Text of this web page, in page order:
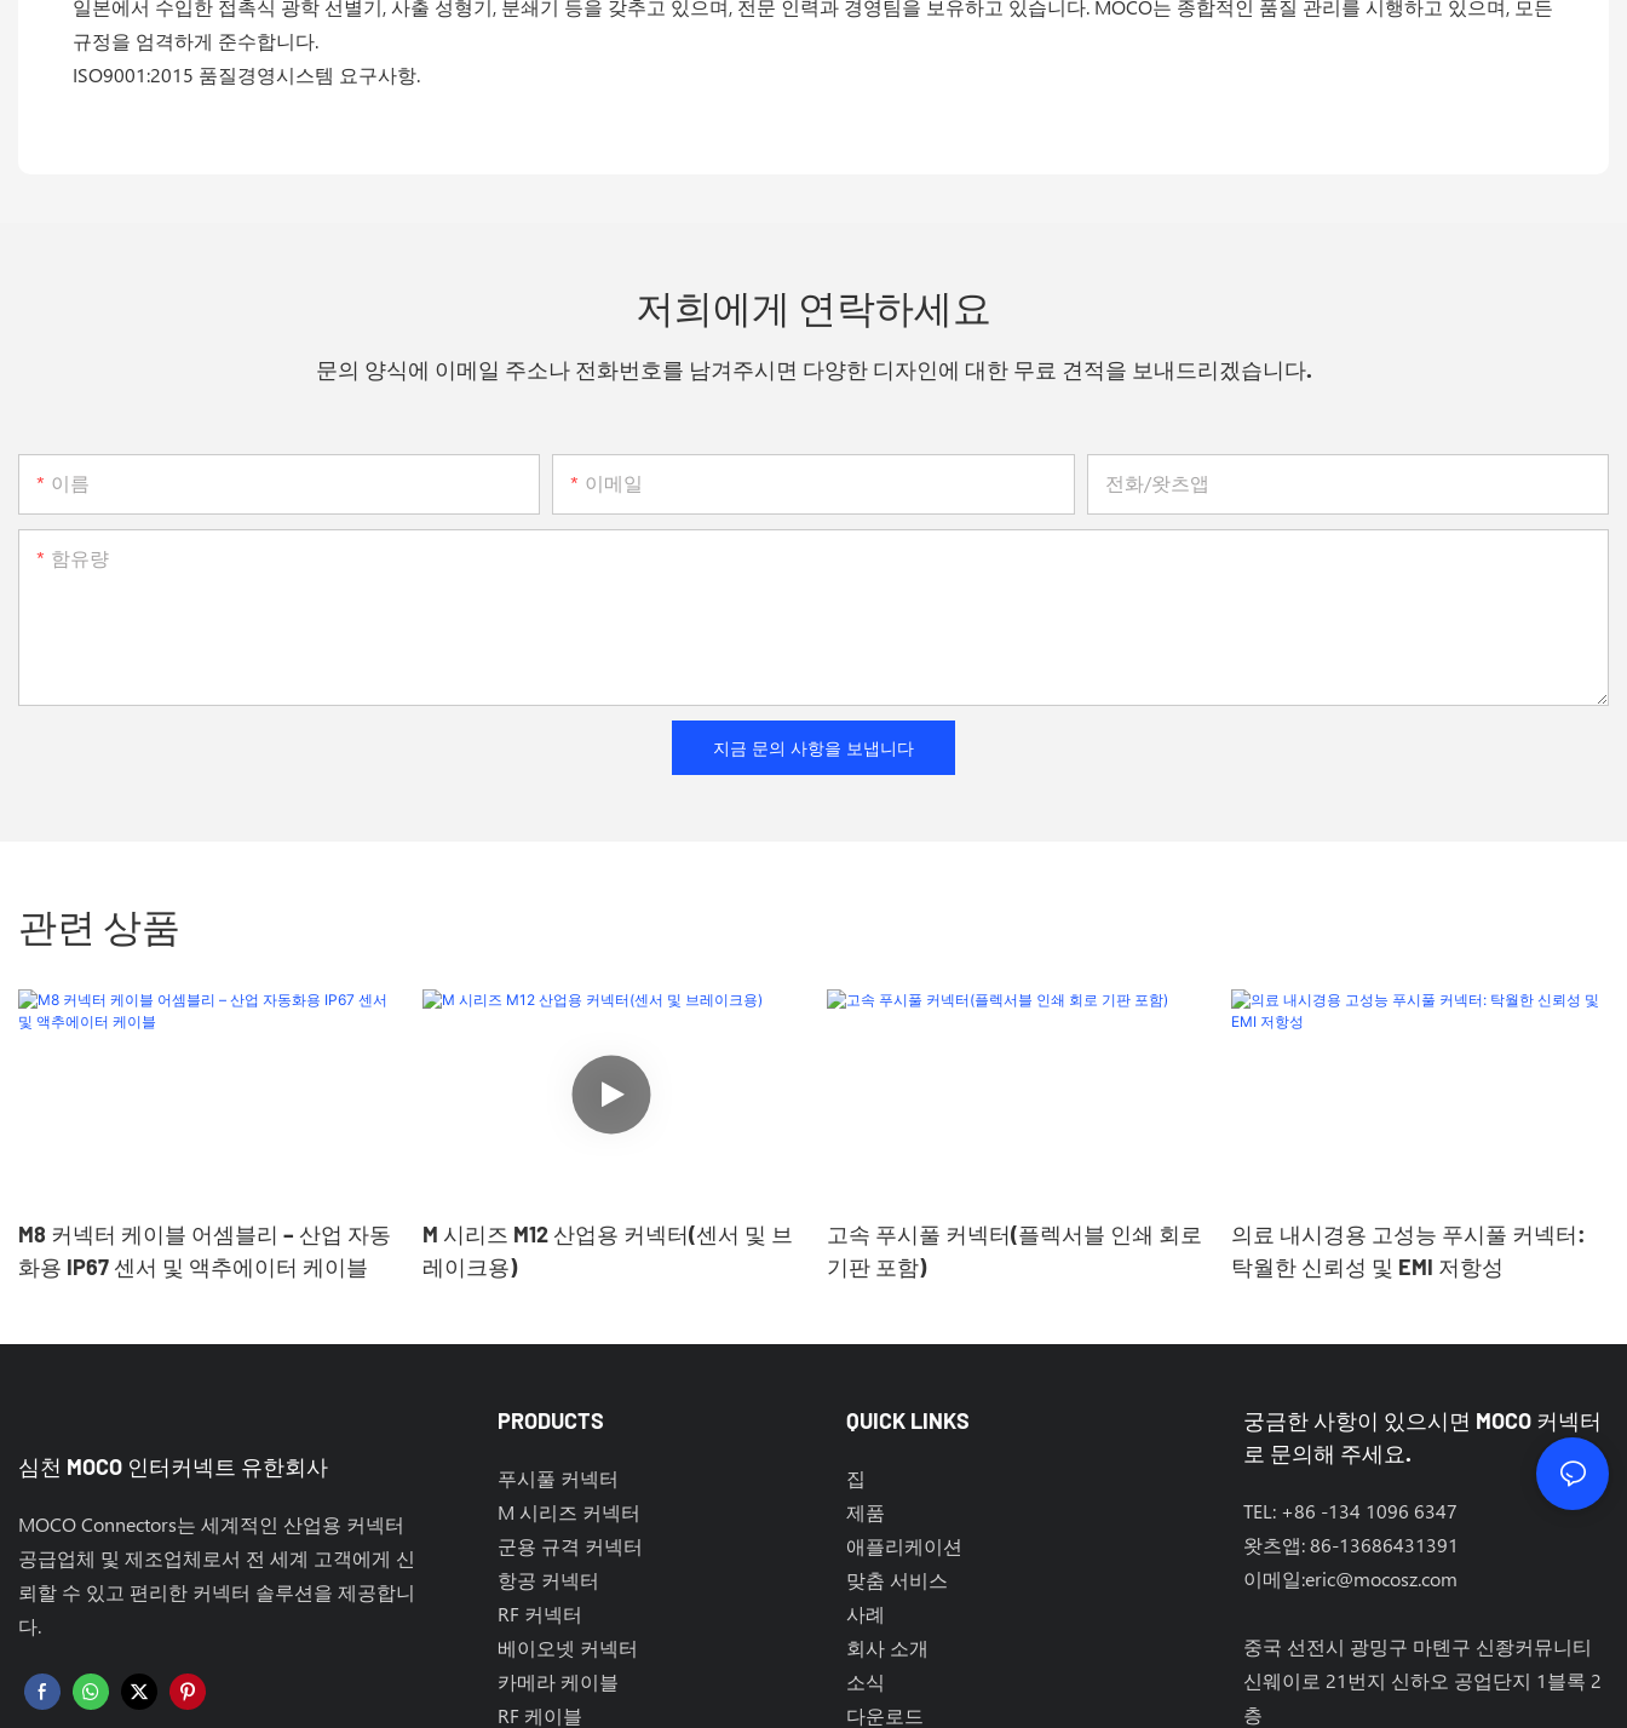
일본에서 수입한 접촉식 광학 선별기, 사출 성형기, 분쇄기 등을 갖추고 있으며, 전문 인력과 경영팀을 보유하고 있습니다. MOCO는 종합적인 품질 관리를 시행하고 있으며, 모든
규정을 엄격하게 준수합니다.
ISO9001:2015 품질경영시스템 요구사항.
저희에게 연락하세요
문의 양식에 이메일 주소나 전화번호를 남겨주시면 다양한 디자인에 대한 무료 견적을 보내드리겠습니다.
이름 이메일 전화/왓츠앱
함유량
지금 문의 사항을 보냅니다
관련 상품
M8 커넥터 케이블 어셈블리 – 산업 자동
화용 IP67 센서 및 액추에이터 케이블
M 시리즈 M12 산업용 커넥터(센서 및 브
레이크용)
고속 푸시풀 커넥터(플렉서블 인쇄 회로
기판 포함)
의료 내시경용 고성능 푸시풀 커넥터:
탁월한 신뢰성 및 EMI 저항성
심천 MOCO 인터커넥트 유한회사
MOCO Connectors는 세계적인 산업용 커넥터
공급업체 및 제조업체로서 전 세계 고객에게 신
뢰할 수 있고 편리한 커넥터 솔루션을 제공합니
다.
PRODUCTS
푸시풀 커넥터
M 시리즈 커넥터
군용 규격 커넥터
항공 커넥터
RF 커넥터
베이오넷 커넥터
카메라 케이블
RF 케이블
QUICK LINKS
집
제품
애플리케이션
맞춤 서비스
사례
회사 소개
소식
다운로드
궁금한 사항이 있으시면 MOCO 커넥터
로 문의해 주세요.
TEL: +86 -134 1096 6347
왓츠앱: 86-13686431391
이메일:eric@mocosz.com
중국 선전시 광밍구 마톈구 신좡커뮤니티
신웨이로 21번지 신하오 공업단지 1블록 2
층